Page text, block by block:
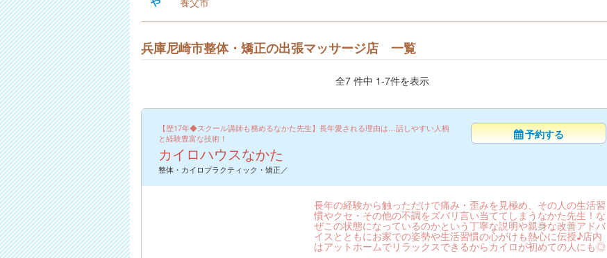
兵庫尼崎市整体・矯正の出張マッサージ店 一覧
全7 件中 1-7件を表示
【歴17年◆スクール講師も務めるなかた先生】長年愛される理由は…話しやすい人柄
と経験豊富な技術！
カイロハウスなかた
整体・カイロプラクティック・矯正／
予約する
長年の経験から触っただけで痛み・歪みを見極め、その人の生活習
慣やクセ・その他の不調をズバリ言い当ててしまうなかた先生！な
ぜこの状態になっているのかという丁寧な説明や親身な改善アドバ
イスとともにお家での姿勢や生活習慣の心がけも熱心に伝授♪店内
はアットホームでリラックスできるからカイロが初めての人にも◎